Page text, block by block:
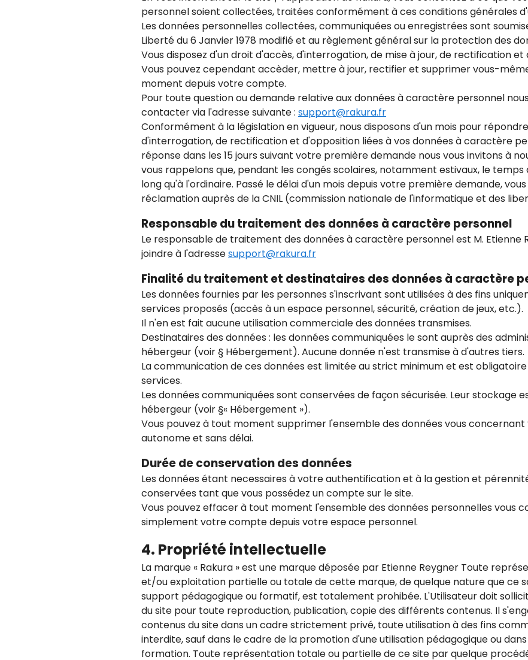
personnel soient collectées, traitées conformément à ces conditions générales
Les données personnelles collectées, communiquées ou enregistrées sont
Liberté du 6 Janvier 1978 modifié et au règlement général sur la protection des
Vous disposez d'un droit d'accès, d'interrogation, de mise à jour, de rectification
Vous pouvez cependant accèder, mettre à jour, rectifier et supprimer vous-
moment depuis votre compte.
Pour toute question ou demande relative aux données à caractère personnel
contacter via l'adresse suivante : support@rakura.fr
Conformément à la législation en vigueur, nous disposons d'un mois pour
d'interrogation, de rectification et d'opposition liées à vos données à caractère
réponse dans les 15 jours suivant votre première demande nous vous invitons à
vous rappelons que, pendant les congés scolaires, notamment estivaux, le
long qu'à l'ordinaire. Passé le délai d'un mois depuis votre première demande,
réclamation auprès de la CNIL (commission nationale de l'informatique et des
Responsable du traitement des données à caractère personnel
Le responsable de traitement des données à caractère personnel est M. Etienne
joindre à l'adressesupport@rakura.fr
Finalité du traitement et destinataires des données à caractère
Les données fournies par les personnes s'inscrivant sont utilisées à des fins
services proposés (accès à un espace personnel, sécurité, création de jeux, etc.).
Il n'en est fait aucune utilisation commerciale des données transmises.
Destinataires des données : les données communiquées le sont auprès des
hébergeur (voir § Hébergement). Aucune donnée n'est transmise à d'autres tiers.
La communication de ces données est limitée au strict minimum et est
services.
Les données communiquées sont conservées de façon sécurisée. Leur stockage
hébergeur (voir §« Hébergement »).
Vous pouvez à tout moment supprimer l'ensemble des données vous
autonome et sans délai.
Durée de conservation des données
Les données étant necessaires à votre authentification et à la gestion et
conservées tant que vous possédez un compte sur le site.
Vous pouvez effacer à tout moment l'ensemble des données personnelles vous
simplement votre compte depuis votre espace personnel.
4. Propriété intellectuelle
La marque « Rakura » est une marque déposée par Etienne Reygner Toute
et/ou exploitation partielle ou totale de cette marque, de quelque nature que ce
support pédagogique ou formatif, est totalement prohibée. L'Utilisateur doit
du site pour toute reproduction, publication, copie des différents contenus. Il
contenus du site dans un cadre strictement privé, toute utilisation à des fins
interdite, sauf dans le cadre de la promotion d'une utilisation pédagogique ou
formation. Toute représentation totale ou partielle de ce site par quelque